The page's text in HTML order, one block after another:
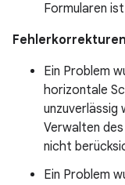
Formularen
Fehlerkorrekturen
Ein Problem
horizontale
unzuverlässig
Verwalten
nicht
Ein Problem